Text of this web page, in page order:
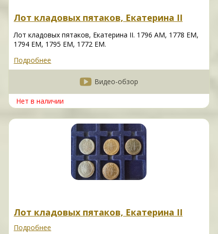
Лот кладовых пятаков, Екатерина II
Лот кладовых пятаков, Екатерина II. 1796 АМ, 1778 ЕМ,
1794 ЕМ, 1795 ЕМ, 1772 ЕМ.
Подробнее
Видео-обзор
Нет в наличии
Лот кладовых пятаков, Екатерина II
Подробнее